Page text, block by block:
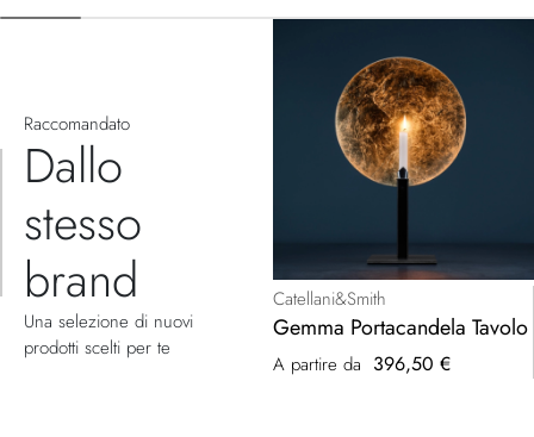
Raccomandato
Dallo
stesso
brand
Una selezione di nuovi
prodotti scelti per te
Catellani&Smith
Gemma Portacandela Tavolo
A partire da 396,50 €